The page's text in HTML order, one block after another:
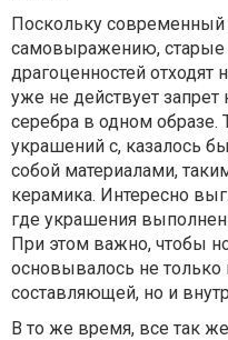
Поскольку современный
самовыражению, старые
драгоценностей отходят
уже не действует
серебра в одном образе.
украшений с, казалось
собой материалами,
керамика. Интересно
где украшения
При этом важно, чтобы
основывалось не только
составляющей, но и
В то же время, все так